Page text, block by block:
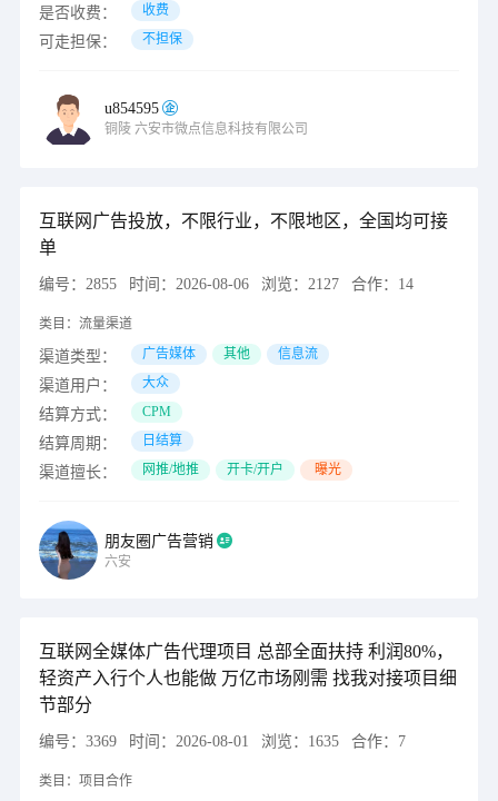
是否收费： 收费
可走担保： 不担保
u854595
铜陵 六安市微点信息科技有限公司
互联网广告投放，不限行业，不限地区，全国均可接
单
编号： 2855 时间： 2026-08-06 浏览： 2127 合作： 14
类目： 流量渠道
渠道类型： 广告媒体 其他 信息流
渠道用户： 大众
结算方式： CPM
结算周期： 日结算
渠道擅长： 网推/地推 开卡/开户 曝光
朋友圈广告营销
六安
互联网全媒体广告代理项目 总部全面扶持 利润80%，
轻资产入行个人也能做 万亿市场刚需 找我对接项目细
节部分
编号： 3369 时间： 2026-08-01 浏览： 1635 合作： 7
类目： 项目合作